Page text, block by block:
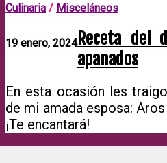
Culinaria / Misceláneos
19 enero, 2024Receta del
apanados
En esta ocasión les
de mi amada esposa:
¡Te encantará!